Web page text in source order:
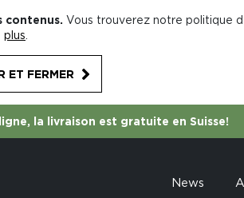
contenus. Vous trouverez notre politique
plus
ET FERMER
la livraison est gratuite en Suisse!
News